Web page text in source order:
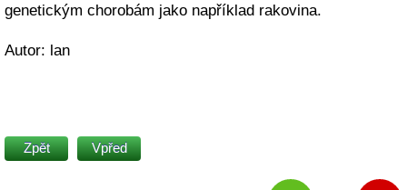
genetickým chorobám jako například rakovina.
Autor: lan
Zpět Vpřed